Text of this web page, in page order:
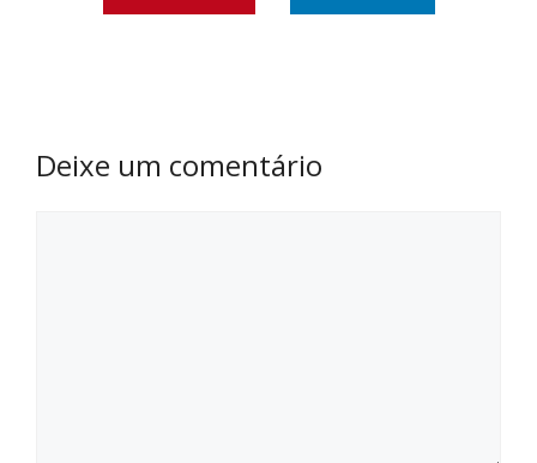
Deixe um comentário